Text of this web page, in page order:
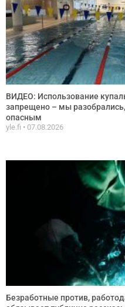
ВИДЕО: Использование
запрещено – мы
опасным
yle.fi 07.08.2026
Безработные против,